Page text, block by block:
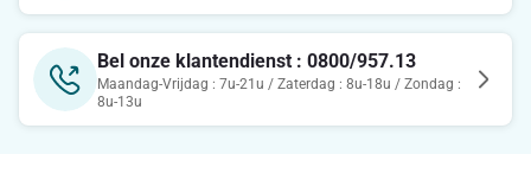
Bel onze klantendienst : 0800/957.13
Maandag-Vrijdag : 7u-21u / Zaterdag : 8u-18u / Zondag :
8u-13u